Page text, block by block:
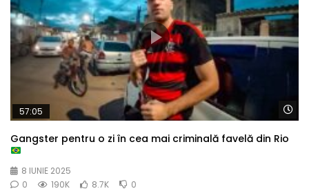
57:05
Gangster pentru o zi în cea mai criminală favelă din Rio
8 IUNIE 2025
0
190K 8.7K 0